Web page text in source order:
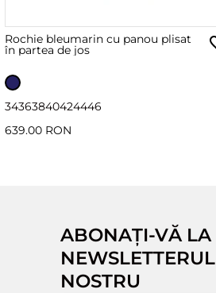
Rochie bleumarin cu panou plisat
în partea de jos
34363840424446
639.00 RON
ABONAȚI-VĂ LA
NEWSLETTERUL
NOSTRU